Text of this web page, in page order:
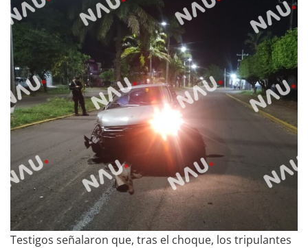
Testigos señalaron que, tras el choque, los tripulantes